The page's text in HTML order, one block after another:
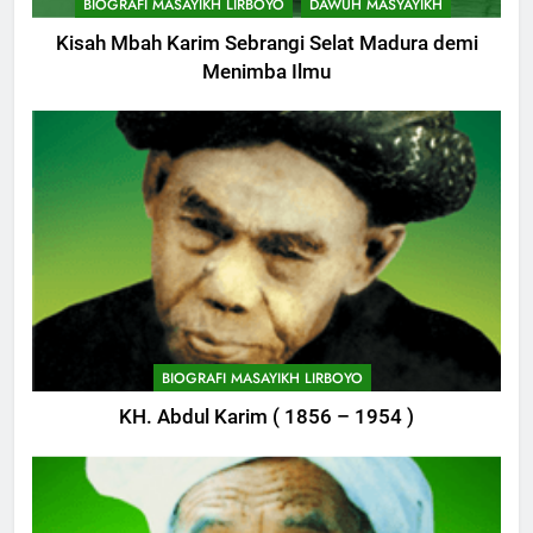
BIOGRAFI MASAYIKH LIRBOYO DAWUH MASYAYIKH
Kisah Mbah Karim Sebrangi Selat Madura demi
Menimba Ilmu
BIOGRAFI MASAYIKH LIRBOYO
KH. Abdul Karim ( 1856 – 1954 )
Himasal Semen Sumbang
Pembangunan Kantor Himasal
POJOK LIRBOYO
745
Delegasi MQK Kota Kediri